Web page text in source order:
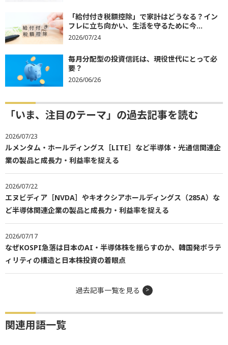
「給付付き税額控除」で家計はどうなる？イン
フレに立ち向かい、生活を守るために今...
2026/07/24
毎月分配型の投資信託は、現役世代にとって必
要？
2026/06/26
「いま、注目のテーマ」の過去記事を読む
2026/07/23
ルメンタム・ホールディングス［LITE］など半導体・光通信関連企
業の製品と成長力・利益率を捉える
2026/07/22
エヌビディア［NVDA］やキオクシアホールディングス（285A）な
ど半導体関連企業の製品と成長力・利益率を捉える
2026/07/17
なぜKOSPI急落は日本のAI・半導体株を揺らすのか、韓国発ボラテ
ィリティの構造と日本株投資の着眼点
過去記事一覧を見る
関連用語一覧